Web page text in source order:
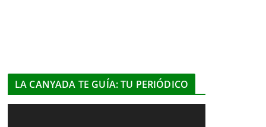
LA CANYADA TE GUÍA: TU PERIÓDICO